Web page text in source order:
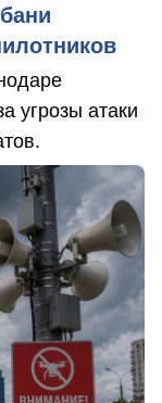
угрозы атаки